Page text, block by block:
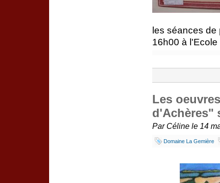
les séances
16h00 à
Les
d'Achères"
Par Céline le 14
Domaine La Gemière